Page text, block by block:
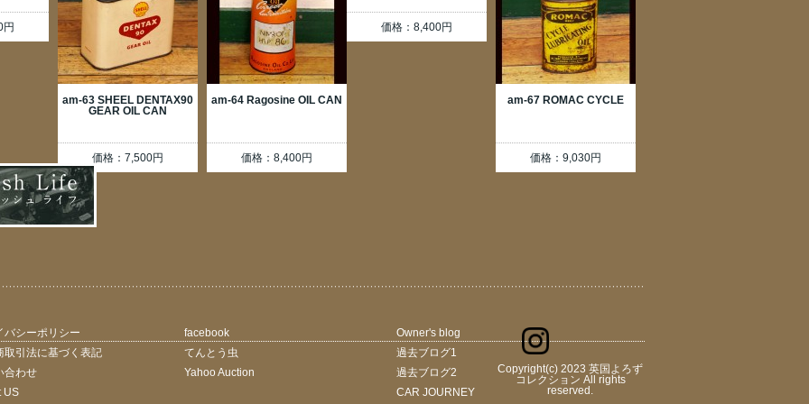
円
am-63 SHEEL DENTAX90
GEAR OIL CAN
価格：7,500円
am-64 Ragosine OIL CAN
価格：8,400円
価格：8,400円
am-67 ROMAC CYCLE
価格：9,030円
バシーポリシー
取引法に基づく表記
合わせ
US
facebook
てんとう虫
Yahoo Auction
Owner's blog
過去ブログ1
過去ブログ2
CAR JOURNEY
Copyright(c) 2023 英国よろず
コレクション All rights
reserved.